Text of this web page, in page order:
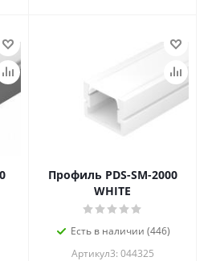
Профиль PDS-SM-2000
WHITE
Есть в наличии (446)
Артикул3: 044325